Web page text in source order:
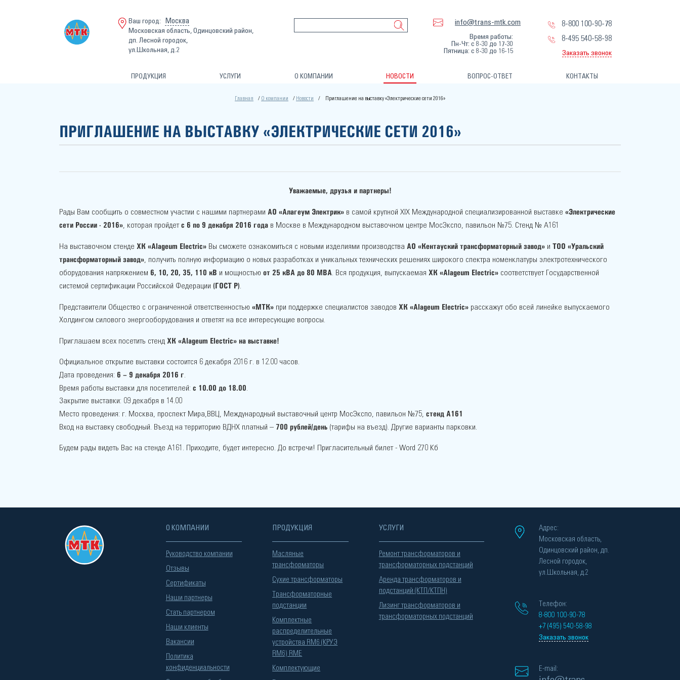
Ваш город: Москва
Московская область, Одинцовский район,
дп. Лесной городок,
ул.Школьная, д.2
info@trans-mtk.com
Время работы:
Пн-Чт: с 8-30 до 17-30
Пятница: с 8-30 до 16-15
8-800 100-90-78
8-495 540-58-98
Заказать звонок
ПРОДУКЦИЯ УСЛУГИ О КОМПАНИИ НОВОСТИ ВОПРОС-ОТВЕТ КОНТАКТЫ
Главная О компании Новости Приглашение на выставку «Электрические сети 2016»
ПРИГЛАШЕНИЕ НА ВЫСТАВКУ «ЭЛЕКТРИЧЕСКИЕ СЕТИ 2016»
Уважаемые, друзья и партнеры!
Рады Вам сообщить о совместном участии с нашими партнерами АО «Алагеум Электрик» в самой крупной XIX Международной специализированной выставке «Электрические
сети России - 2016» , которая пройдетс 6 по 9 декабря 2016 года в Москве в Международном выставочном центре МосЭкспо, павильон №75. Cтенд № А161
На выставочном стенде ХК «Alageum Electric» Вы сможете ознакомиться с новыми изделиями производства АО «Кентауский трансформаторный завод» и ТОО «Уральский
трансформаторный завод» , получить полную информацию о новых разработках и уникальных технических решениях широкого спектра номенклатуры электротехнического
оборудования напряжением 6, 10, 20, 35, 110 кВ и мощностью от 25 кВА до 80 МВА . Вся продукция, выпускаемая ХК «Alageum Electric» соответствует Государственной
системой сертификации Российской Федерации (ГОСТ Р)
Представители Общество с ограниченной ответственностью «МТК» при поддержке специалистов заводов ХК «Alageum Electric» расскажут обо всей линейке выпускаемого
Холдингом силового энергооборудования и ответят на все интересующие вопросы.
Приглашаем всех посетить стенд ХК «Alageum Electric» на выставке!
Официальное открытие выставки состоится 6 декабря 2016 г. в 12.00 часов.
Дата проведения: 6 – 9 декабря 2016 г
Время работы выставки для посетителей: с 10.00 до 18.00
Закрытие выставки: 09 декабря в 14.00
Место проведения: г. Москва, проспект Мира,ВВЦ, Международный выставочный центр МосЭкспо, павильон №75, стенд A161
Вход на выставку свободный. Въезд на территорию ВДНХ платный – 700 рублей/день (тарифы на въезд). Другие варианты парковки.
Будем рады видеть Вас на стенде А161. Приходите, будет интересно. До встречи! Пригласительный билет - Word 270 Кб
О КОМПАНИИ
Руководство компании
Отзывы
Сертификаты
Наши партнеры
Стать партнером
Наши клиенты
Вакансии
Политика
конфиденциальности
ПРОДУКЦИЯ
Масляные
трансформаторы
Сухие трансформаторы
Трансформаторные
подстанции
Комплектные
распределительные
устройства RM6 (КРУЭ
RM6) RME
Комплектующие
УСЛУГИ
Ремонт трансформаторов и
трансформаторных подстанций
Аренда трансформаторов и
подстанций (КТП/КТПН)
Лизинг трансформаторов и
трансформаторных подстанций
Адрес:
Московская область,
Одинцовский район, дп.
Лесной городок,
ул.Школьная, д.2
Телефон:
8-800 100-90-78
+7 (495) 540-58-98
Заказать звонок
E-mail: